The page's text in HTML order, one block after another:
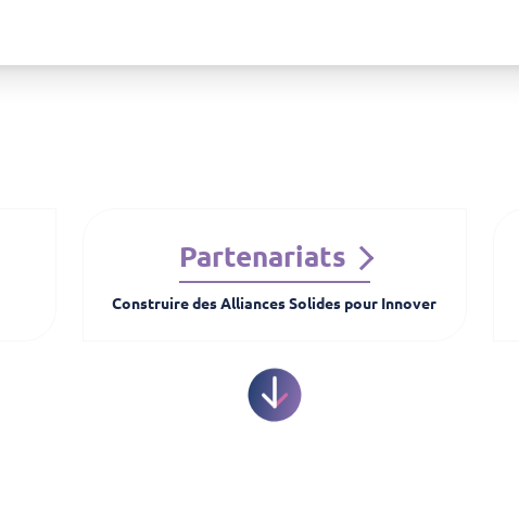
Partenariats
Construire des Alliances Solides pour Innover